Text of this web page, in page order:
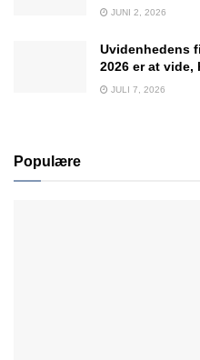
JUNI 2, 2026
Uvidenhedens
2026 er at vide,
JULI 7, 2026
Populære